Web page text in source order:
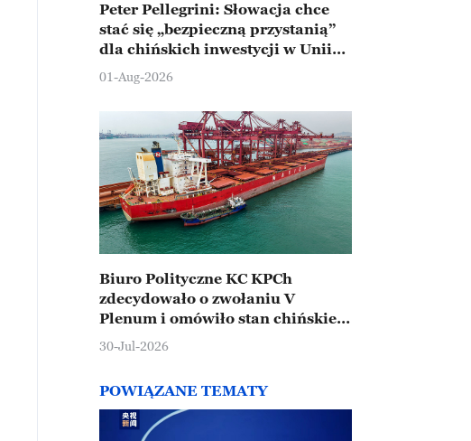
Peter Pellegrini: Słowacja chce
stać się „bezpieczną przystanią”
dla chińskich inwestycji w Unii
Europejskiej
01-Aug-2026
Biuro Polityczne KC KPCh
zdecydowało o zwołaniu V
Plenum i omówiło stan chińskiej
gospodarki
30-Jul-2026
POWIĄZANE TEMATY